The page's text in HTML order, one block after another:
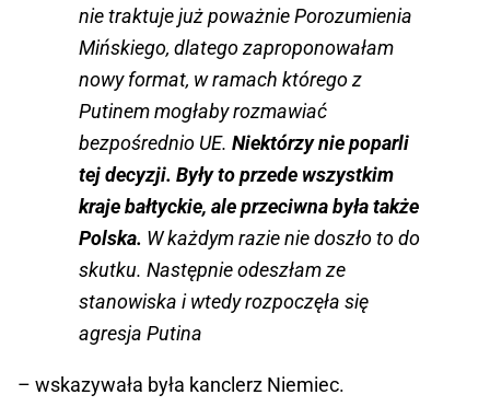
nie traktuje już poważnie Porozumienia
Mińskiego, dlatego zaproponowałam
nowy format, w ramach którego z
Putinem mogłaby rozmawiać
bezpośrednio UE. Niektórzy nie poparli
tej decyzji. Były to przede wszystkim
kraje bałtyckie, ale przeciwna była także
Polska. W każdym razie nie doszło to do
skutku. Następnie odeszłam ze
stanowiska i wtedy rozpoczęła się
agresja Putina
– wskazywała była kanclerz Niemiec.